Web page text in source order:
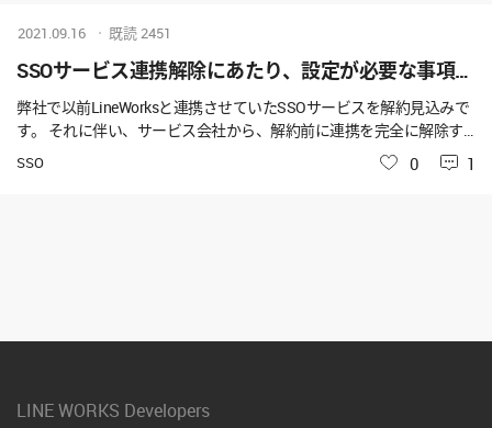
SSOサービス連携解除にあたり、設定が必要な事項はあるか
弊社で以前LineWorksと連携させていたSSOサービスを解約見込みで
す。 それに伴い、サービス会社から、解約前に連携を完全に解除す
るよう求められております。 『LineWorks developer console』にて＜
SSO Type＞"off"にすることで連係は解除できている認識ですが、 そ
SSO
2021.09.16 既読2451
いいね
0 1
LINE WORKS Developers